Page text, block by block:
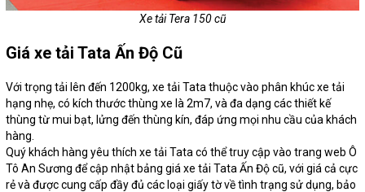
Xe tải Tera 150 cũ
Giá xe tải Tata Ấn Độ Cũ
Với trọng tải lên đến 1200kg, xe tải Tata thuộc vào phân khúc xe tải
hạng nhẹ, có kích thước thùng xe là 2m7, và đa dạng các thiết kế
thùng từ mui bạt, lửng đến thùng kín, đáp ứng mọi nhu cầu của khách
hàng.
Quý khách hàng yêu thích xe tải Tata có thể truy cập vào trang web Ô
Tô An Sương để cập nhật bảng giá xe tải Tata Ấn Độ cũ, với giá cả cực
rẻ và được cung cấp đầy đủ các loại giấy tờ về tình trạng sử dụng, bảo